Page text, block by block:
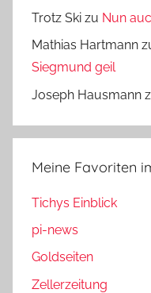
Trotz Ski zu Nun
Mathias Hartmann
Siegmund geil
Joseph Hausmann
Meine Favoriten
Tichys Einblick
pi-news
Goldseiten
Zellerzeitung